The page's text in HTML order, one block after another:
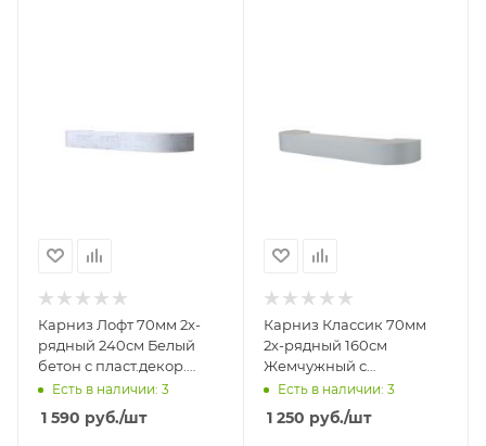
Карниз Лофт 70мм 2х-
рядный 240см Белый
бетон с пласт.декор.
планкой
УЛЬТРАКОМПАКТ
Есть в наличии: 3
1 590 руб./шт
Карниз Классик 70мм
2х-рядный 160см
Жемчужный с
пласт.декор. планкой
УЛЬТРАКОМПАКТ
Есть в наличии: 3
1 250 руб./шт